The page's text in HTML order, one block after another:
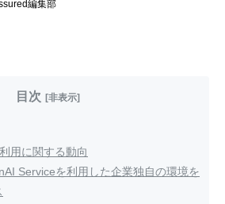
編集部
目次 [非表示]
用に関する動向
Serviceを利用した企業独自の環境を